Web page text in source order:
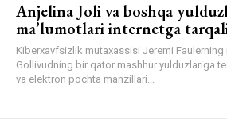
Anjelina Joli va boshqa
ma’lumotlari internetga
Kiberxavfsizlik mutaxassisi Jeremi Faulerning
Gollivudning bir qator mashhur yulduzlariga
va elektron pochta manzillari...